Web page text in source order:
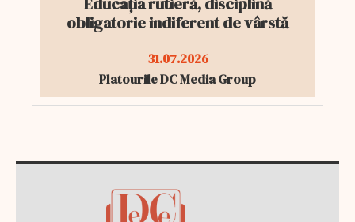
obligatorie indiferent de vârstă
31.07.2026
Platourile DC Media Group